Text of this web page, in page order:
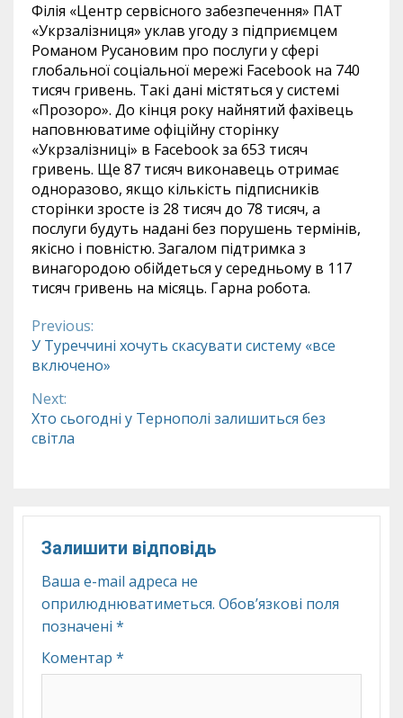
Філія «Центр сервісного забезпечення» ПАТ
«Укрзалізниця» уклав угоду з підприємцем
Романом Русановим про послуги у сфері
глобальної соціальної мережі Facebook на 740
тисяч гривень. Такі дані містяться у системі
«Прозоро». До кінця року найнятий фахівець
наповнюватиме офіційну сторінку
«Укрзалізниці» в Facebook за 653 тисяч
гривень. Ще 87 тисяч виконавець отримає
одноразово, якщо кількість підписників
сторінки зросте із 28 тисяч до 78 тисяч, а
послуги будуть надані без порушень термінів,
якісно і повністю. Загалом підтримка з
винагородою обійдеться у середньому в 117
тисяч гривень на місяць. Гарна робота.
Continue
Reading
Previous:
У Туреччині хочуть скасувати систему «все
включено»
Next:
Хто сьогодні у Тернополі залишиться без
світла
Залишити відповідь
Ваша e-mail адреса не
оприлюднюватиметься. Обов’язкові поля
позначені *
Коментар *